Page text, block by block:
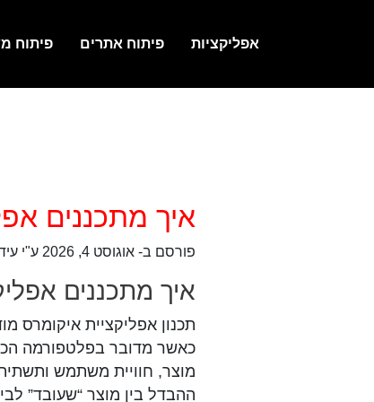
אפליקציות פיתוח אתרים פיתוח
איך מתכננים
פורסם ב-אוגוסט 4, 2026 ע"י
איך מתכננים
תכנון אפליקציית איקומרס
כאשר מדובר בפלטפורמה
מוצר, חוויית משתמש ותשתית
ההבדל בין מוצר “שעובד”